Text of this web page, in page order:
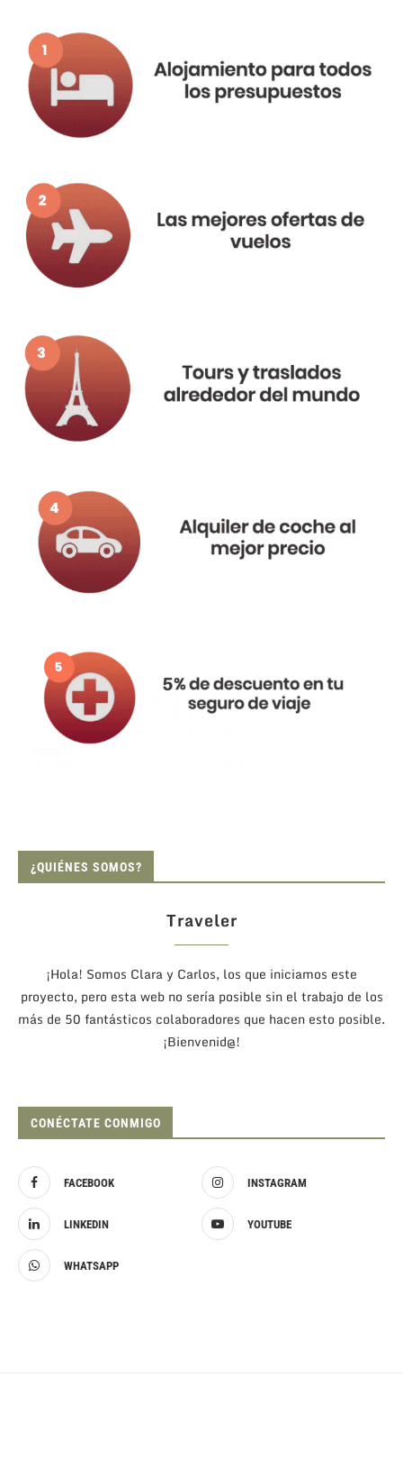
¿QUIÉNES SOMOS?
Traveler
¡Hola! Somos Clara y Carlos, los que iniciamos este
proyecto, pero esta web no sería posible sin el trabajo de los
más de 50 fantásticos colaboradores que hacen esto posible.
¡Bienvenid@!
CONÉCTATE CONMIGO
FACEBOOK INSTAGRAM
LINKEDIN YOUTUBE
WHATSAPP